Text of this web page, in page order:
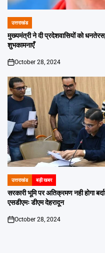
POSTED
IN
उत्तराखंड
मुख्यमंत्री ने दी प्रदेशवासियों को
शुभकामनाएँ
on
October 28, 2024
POSTED
IN
उत्तराखंड बड़ी खबर
सरकारी भूमि पर अतिक्रमण नही होगा
एसडीएमः डीएम देहरादून
on
October 28, 2024